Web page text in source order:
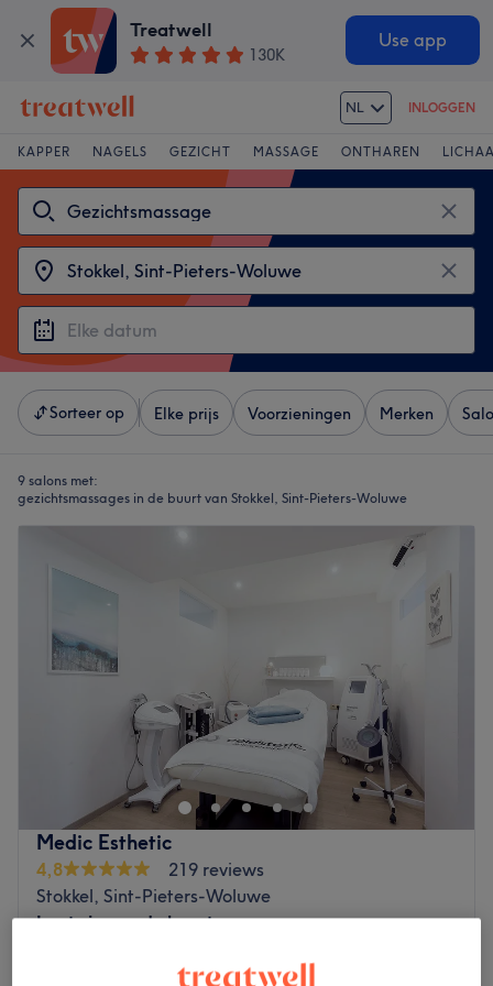
Treatwell
130K
Use app
NL INLOGGEN
KAPPER NAGELS GEZICHT MASSAGE ONTHAREN
Sorteer op Elke prijs Voorzieningen Merken
9 salons met:
gezichtsmassages in de buurt van Stokkel, Sint-Pieters-Woluwe
Medic Esthetic
4,8
219 reviews
Stokkel, Sint-Pieters-Woluwe
Laat zien op de kaart